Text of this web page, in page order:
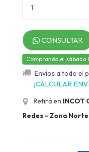
CONSULTAR
Comprando el sábado
Envíos a todo el
¡CALCULAR
Retirá en INCOT
Redes - Zona Norte